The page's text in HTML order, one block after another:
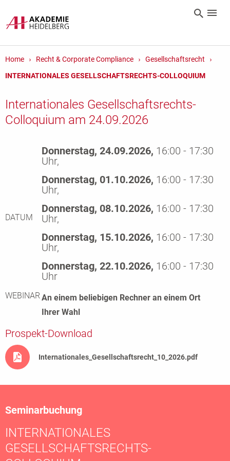
Home Recht & Corporate Compliance
Gesellschaftsrecht
INTERNATIONALES GESELLSCHAFTSRECHTS-COLLOQUIUM
Internationales Gesellschaftsrechts-
Colloquium am 24.09.2026
DATUM
Donnerstag, 24.09.2026, 16:00 - 17:30
Uhr,
Donnerstag, 01.10.2026, 16:00 - 17:30
Uhr,
Donnerstag, 08.10.2026, 16:00 - 17:30
Uhr,
Donnerstag, 15.10.2026, 16:00 - 17:30
Uhr,
Donnerstag, 22.10.2026, 16:00 - 17:30
Uhr
WEBINARAn einem beliebigen Rechner an einem Ort
Ihrer Wahl
Prospekt-Download
Internationales_Gesellschaftsrecht_10_2026.pdf
Seminarbuchung
INTERNATIONALES
GESELLSCHAFTSRECHTS-